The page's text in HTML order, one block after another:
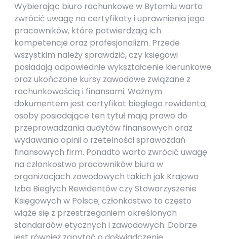
Wybierając biuro rachunkowe w Bytomiu warto
zwrócić uwagę na certyfikaty i uprawnienia jego
pracowników, które potwierdzają ich
kompetencje oraz profesjonalizm. Przede
wszystkim należy sprawdzić, czy księgowi
posiadają odpowiednie wykształcenie kierunkowe
oraz ukończone kursy zawodowe związane z
rachunkowością i finansami. Ważnym
dokumentem jest certyfikat biegłego rewidenta;
osoby posiadające ten tytuł mają prawo do
przeprowadzania audytów finansowych oraz
wydawania opinii o rzetelności sprawozdań
finansowych firm. Ponadto warto zwrócić uwagę
na członkostwo pracowników biura w
organizacjach zawodowych takich jak Krajowa
Izba Biegłych Rewidentów czy Stowarzyszenie
Księgowych w Polsce; członkostwo to często
wiąże się z przestrzeganiem określonych
standardów etycznych i zawodowych. Dobrze